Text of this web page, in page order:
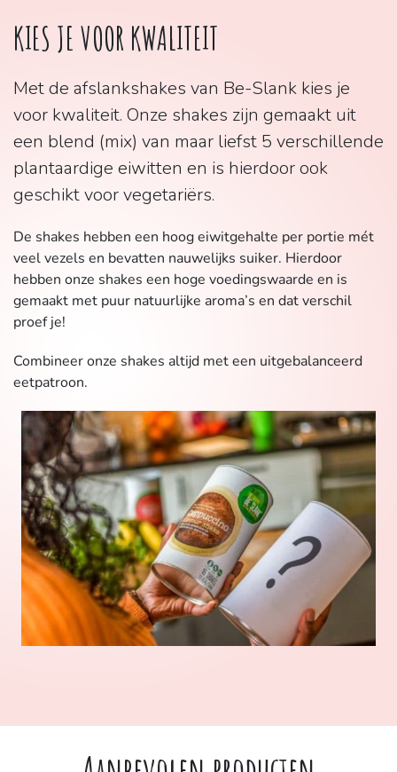
KIES JE VOOR KWALITEIT
Met de afslankshakes van Be-Slank kies je
voor kwaliteit. Onze shakes zijn gemaakt uit
een blend (mix) van maar liefst 5 verschillende
plantaardige eiwitten en is hierdoor ook
geschikt voor vegetariërs.
De shakes hebben een hoog eiwitgehalte per portie mét
veel vezels en bevatten nauwelijks suiker. Hierdoor
hebben onze shakes een hoge voedingswaarde en is
gemaakt met puur natuurlijke aroma’s en dat verschil
proef je!
Combineer onze shakes altijd met een uitgebalanceerd
eetpatroon.